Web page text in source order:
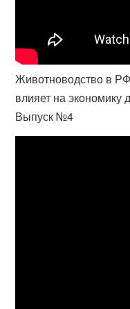
Животноводство в
влияет на экономику
Выпуск №4